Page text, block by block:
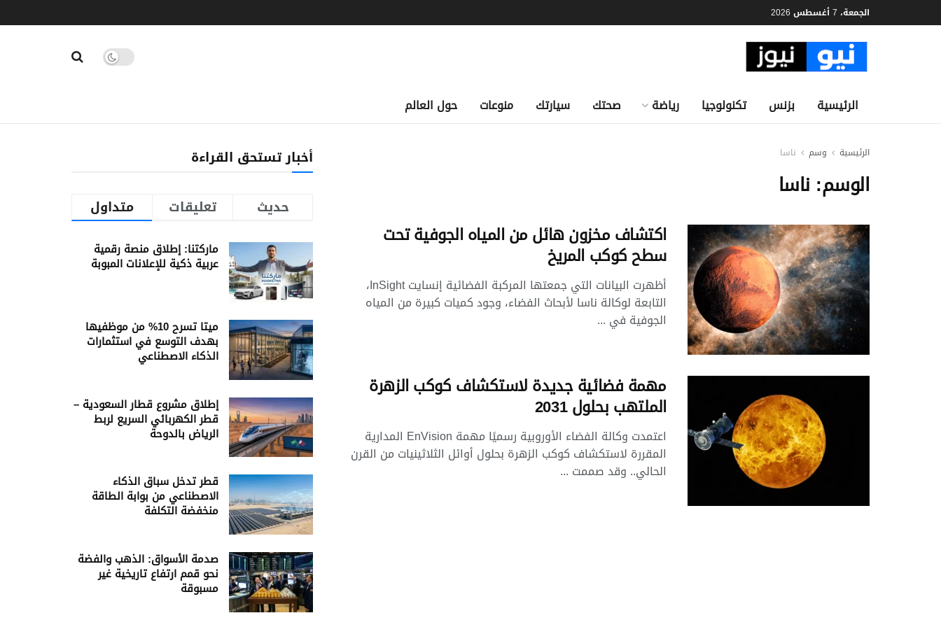
الجمعة، 7 أغسطس 2026
الرئيسية بزنس تكنولوجيا رياضة صحتك سيارتك منوعات حول العالم
الرئيسية وسم ناسا
الوسم: ناسا
اكتشاف مخزون هائل من المياه الجوفية تحت
سطح كوكب المريخ
أظهرت البيانات التي جمعتها المركبة الفضائية إنسايت InSight،
التابعة لوكالة ناسا لأبحاث الفضاء، وجود كميات كبيرة من المياه
الجوفية في ...
مهمة فضائية جديدة لاستكشاف كوكب الزهرة
الملتهب بحلول 2031
اعتمدت وكالة الفضاء الأوروبية رسميًا مهمة EnVision المدارية
المقررة لاستكشاف كوكب الزهرة بحلول أوائل الثلاثينيات من القرن
الحالي.. وقد صممت ...
أخبار تستحق القراءة
متداول تعليقات حديث
ماركتنا: إطلاق منصة رقمية
عربية ذكية للإعلانات المبوبة
ميتا تسرح 10% من موظفيها
بهدف التوسع في استثمارات
الذكاء الاصطناعي
إطلاق مشروع قطار السعودية –
قطر الكهربائي السريع لربط
الرياض بالدوحة
قطر تدخل سباق الذكاء
الاصطناعي من بوابة الطاقة
منخفضة التكلفة
صدمة الأسواق: الذهب والفضة
نحو قمم ارتفاع تاريخية غير
مسبوقة